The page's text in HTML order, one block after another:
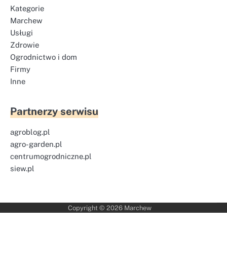
Kategorie
Marchew
Usługi
Zdrowie
Ogrodnictwo i dom
Firmy
Inne
Partnerzy serwisu
agroblog.pl
agro-garden.pl
centrumogrodniczne.pl
siew.pl
Copyright © 2026 Marchew